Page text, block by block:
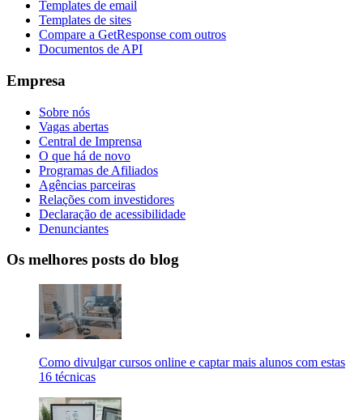
Templates de email
Templates de sites
Compare a GetResponse com outros
Documentos de API
Empresa
Sobre nós
Vagas abertas
Central de Imprensa
O que há de novo
Programas de Afiliados
Agências parceiras
Relações com investidores
Declaração de acessibilidade
Denunciantes
Os melhores posts do blog
Como divulgar cursos online e captar mais alunos com estas
16 técnicas